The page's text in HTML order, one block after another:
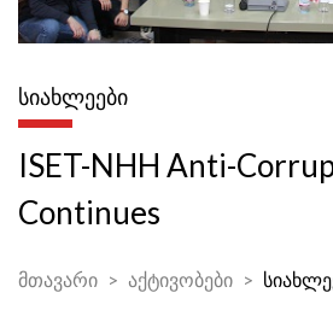
ᲡᲘᲐᲮᲚᲔᲔᲑᲘ
ISET-NHH Anti-
Continues
მთავარი აქტივობები